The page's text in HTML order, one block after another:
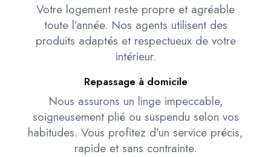
Votre logement reste propre et agréable
toute l’année. Nos agents utilisent des
produits adaptés et respectueux de votre
intérieur.
Repassage à domicile
Nous assurons un linge impeccable,
soigneusement plié ou suspendu selon vos
habitudes. Vous profitez d’un service précis,
rapide et sans contrainte.